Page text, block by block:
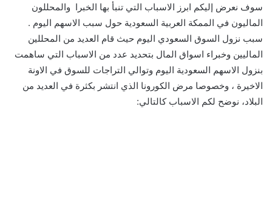
سوف نعرض إليكم ابرز الاسباب التي تنبأ بها الخبرا والمحللون
الماليون في الممكة العربية السعودية حول سبب الاسهم اليوم .
سبب نزول السوق السعودي اليوم حيث قام العديد من المحللين
الماليين وخبراء اسواق المال بتحديد عدد من الاسباب التي ساهمت
بنزول الاسهم السعودية اليوم وتوالي التراجات للسوق في الاونة
الاخيرة ، وخصوصا مرض الكورونا الذي انتشر بكثرة في العديد من
البلاد، نوضح لكم الاسباب كالتالي: